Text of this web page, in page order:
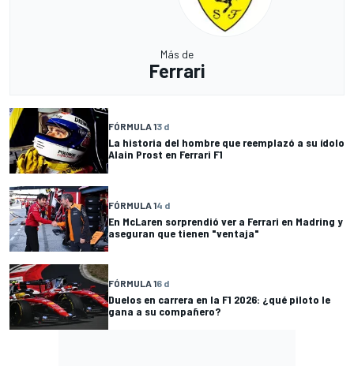
Más de
Ferrari
FÓRMULA 13 d
La historia del hombre que reemplazó a su ídolo
Alain Prost en Ferrari F1
FÓRMULA 14 d
En McLaren sorprendió ver a Ferrari en Madring y
aseguran que tienen "ventaja"
FÓRMULA 16 d
Duelos en carrera en la F1 2026: ¿qué piloto le
gana a su compañero?